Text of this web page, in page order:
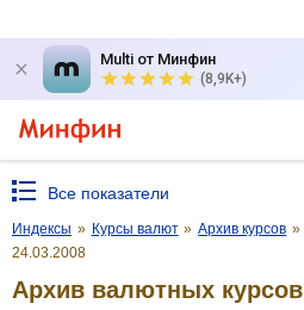
Multi от Минфин
(8,9K+)
Все показатели
Индексы » Курсы валют » Архив курсов »
24.03.2008
Архив валютных курсов